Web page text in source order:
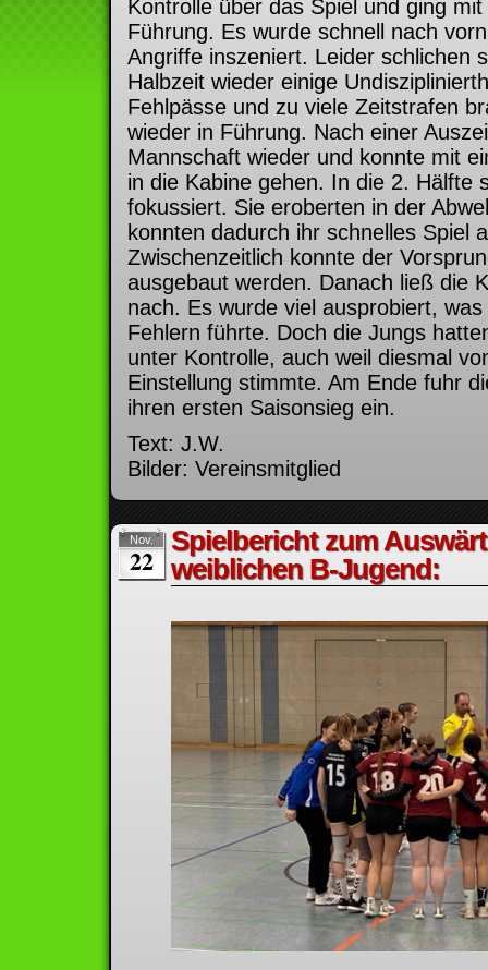
Kontrolle über das Spiel und ging
Führung. Es wurde schnell nach
Angriffe inszeniert. Leider schlichen
Halbzeit wieder einige
Fehlpässe und zu viele Zeitstrafen
wieder in Führung. Nach einer
Mannschaft wieder und konnte mit
in die Kabine gehen. In die 2. Hälfte
fokussiert. Sie eroberten in der
konnten dadurch ihr schnelles Spiel
Zwischenzeitlich konnte der
ausgebaut werden. Danach ließ die
nach. Es wurde viel ausprobiert,
Fehlern führte. Doch die Jungs
unter Kontrolle, auch weil diesmal
Einstellung stimmte. Am Ende fuhr
ihren ersten Saisonsieg ein.
Text: J.W.
Bilder: Vereinsmitglied
Nov.
22
Spielbericht zum
weiblichen B-Jugend: